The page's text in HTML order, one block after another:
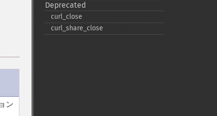
ン
Deprecated
curl_​close
curl_​share_​close